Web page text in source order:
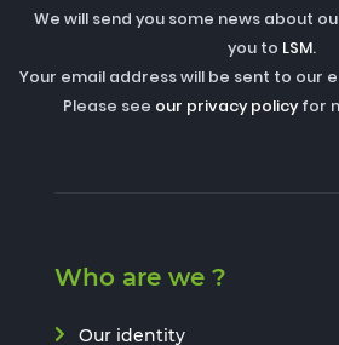
We will send you some news about
you to LSM.
Your email address will be sent to our
Please see our privacy policyfor
Who are we ?
Our identity